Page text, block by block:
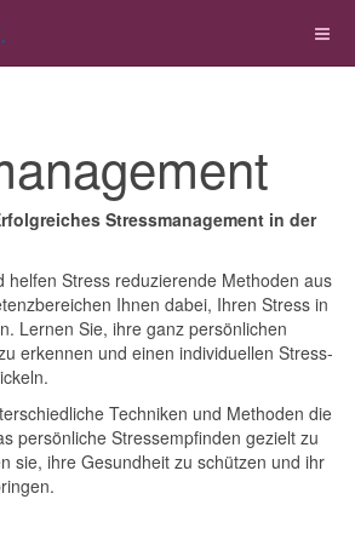
Stressmanagement in der
helfen Stress reduzierende Methoden aus
Ihnen dabei, Ihren Stress in
Lernen Sie, ihre ganz persönlichen
erkennen und einen individuellen Stress-
Techniken und Methoden die
persönliche Stressempfinden gezielt zu
sie, ihre Gesundheit zu schützen und ihr